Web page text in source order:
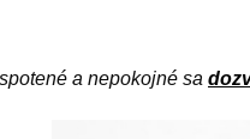
a nepokojné sa